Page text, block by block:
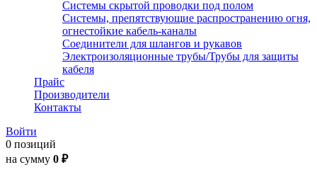
Системы скрытой проводки под полом
Системы, препятствующие распространению огня,
огнестойкие кабель-каналы
Соединители для шлангов и рукавов
Электроизоляционные трубы/Трубы для защиты
кабеля
Прайс
Производители
Контакты
Войти
0 позиций
на сумму 0 ₽